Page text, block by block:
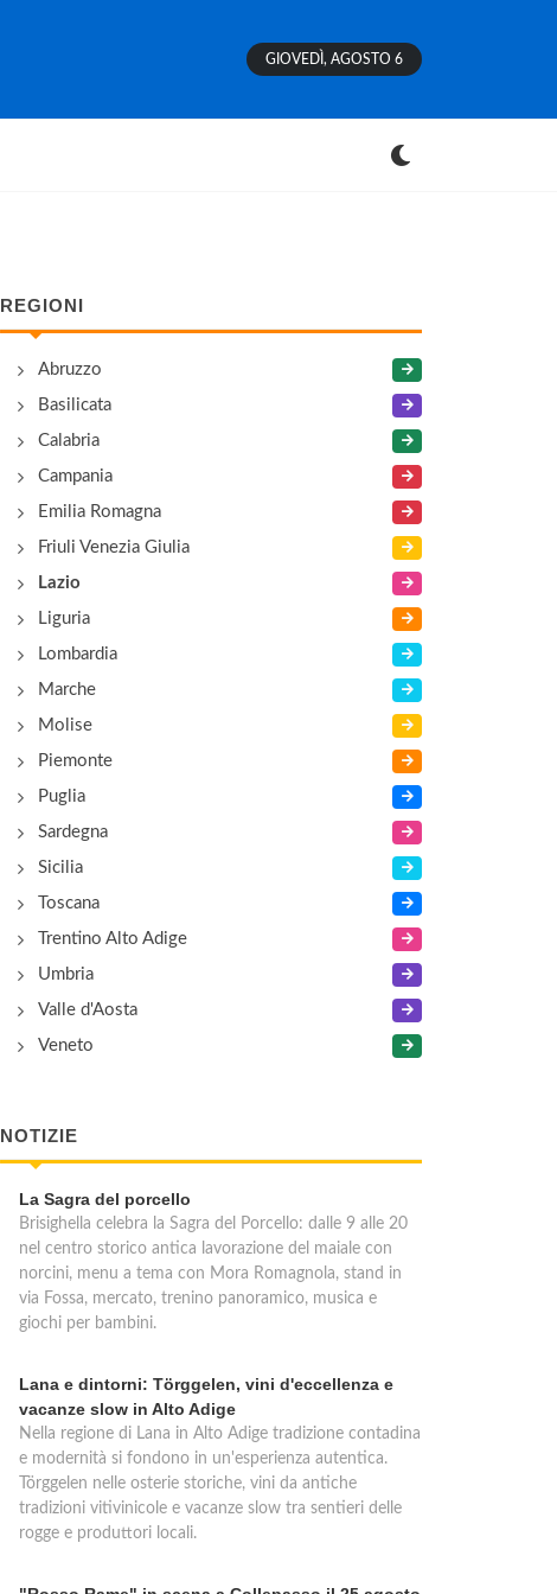
GIOVEDÌ, AGOSTO 6
REGIONI
Abruzzo
Basilicata
Calabria
Campania
Emilia Romagna
Friuli Venezia Giulia
Lazio
Liguria
Lombardia
Marche
Molise
Piemonte
Puglia
Sardegna
Sicilia
Toscana
Trentino Alto Adige
Umbria
Valle d'Aosta
Veneto
NOTIZIE
La Sagra del porcello
Brisighella celebra la Sagra del Porcello: dalle 9 alle 20
nel centro storico antica lavorazione del maiale con
norcini, menu a tema con Mora Romagnola, stand in
via Fossa, mercato, trenino panoramico, musica e
giochi per bambini.
Lana e dintorni: Törggelen, vini d'eccellenza e
vacanze slow in Alto Adige
Nella regione di Lana in Alto Adige tradizione contadina
e modernità si fondono in un'esperienza autentica.
Törggelen nelle osterie storiche, vini da antiche
tradizioni vitivinicole e vacanze slow tra sentieri delle
rogge e produttori locali.